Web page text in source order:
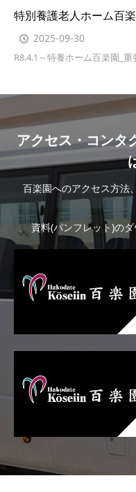
特別養護老人ホーム百
2025-09-30
R8.4.1～特養ホーム百楽園_
アクセス・コンタ
百楽園へのアクセス方法
資料(パンフレット)の